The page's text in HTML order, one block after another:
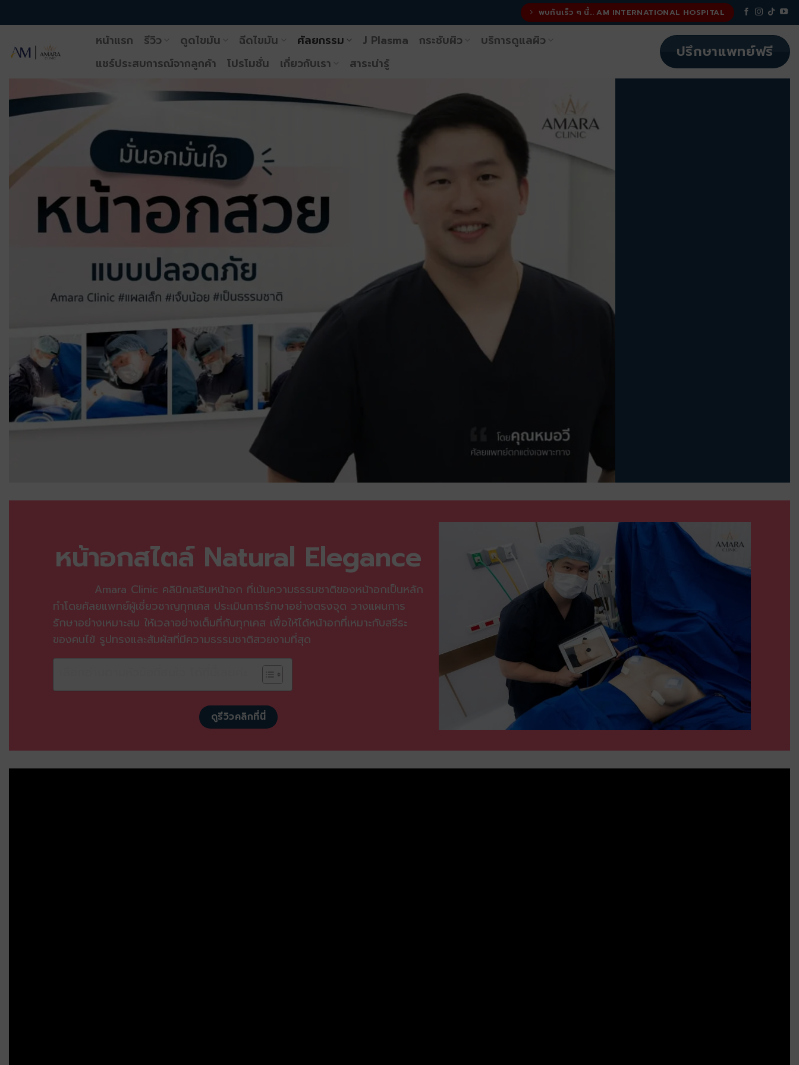
ไป
เนื้อหา
พบกันเร็ว ๆ นี้... AM INTERNATIONAL HOSPITAL
หน้าแรก รีวิว ดูดไขมัน ฉีดไขมัน ศัลยกรรม J Plasma กระชับผิว
บริการดูแลผิว
แชร์ประสบการณ์จากลูกค้า
โปรโมชั่น เกี่ยวกับเรา สาระน่ารู้
ปรึกษาแพทย์ฟรี
หน้าอกสไตล์ Natural Elegance
Amara Clinic คลินิกเสริมหน้าอก ที่เน้นความธรรมชาติของหน้าอกเป็นหลัก
ทำโดยศัลยแพทย์ผู้เชี่ยวชาญทุกเคส ประเมินการรักษาอย่างตรงจุด วางแผนการ
รักษาอย่างเหมาะสม ให้เวลาอย่างเต็มที่กับทุกเคส เพื่อให้ได้หน้าอกที่เหมาะกับสรีระ
ของคนไข้ รูปทรงและสัมผัสที่มีความธรรมชาติสวยงามที่สุด
ดูรีวิวคลิกที่นี่